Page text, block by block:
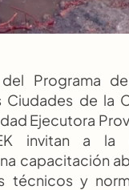
Programa de
Ciudades de la
Ejecutora
invitan a la
capacitación
técnicos y